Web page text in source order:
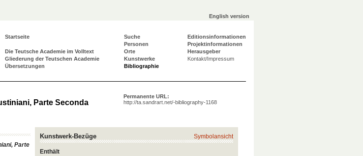
English version
Startseite
Die Teutsche Academie im Volltext
Gliederung der Teutschen Academie
Übersetzungen
Suche
Personen
Orte
Kunstwerke
Bibliographie
Editionsinformationen
Projektinformationen
Herausgeber
Kontakt/Impressum
Permanente URL:
http://ta.sandrart.net/-bibliography-1168
Parte Seconda
Symbolansicht
Kunstwerk-Bezüge
Enthält
Parte